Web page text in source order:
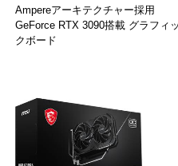
Ampereアーキテクチャー採用
GeForce RTX 3090搭載 グラフィッ
クボード